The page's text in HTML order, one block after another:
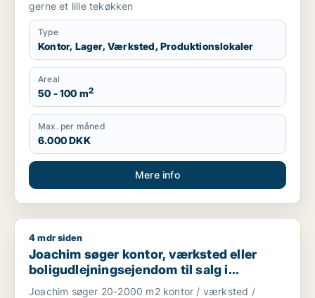
gerne et lille tekøkken
Type
Kontor, Lager, Værksted, Produktionslokaler
Areal
50 - 100 m2
Max. per måned
6.000 DKK
Mere info
Joachim søger kontor, værksted eller
4 mdr siden
Joachim søger kontor, værksted eller
boligudlejningsejendom til salg i
Storkøbenhavn
Joachim søger 20-2000 m2 kontor / værksted /